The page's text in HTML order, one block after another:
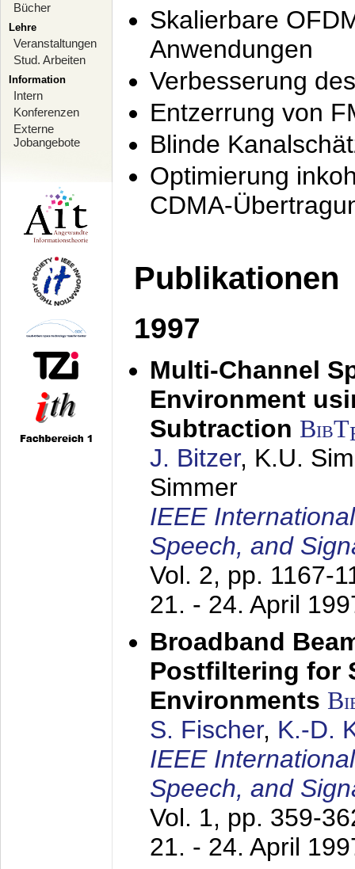
Bücher
Lehre
Veranstaltungen
Stud. Arbeiten
Information
Intern
Konferenzen
Externe
Jobangebote
Skalierbare
Anwendungen
Verbesserung
Entzerrung von
Blinde
Optimierung
CDMA-
Publikationen
1997
Multi-Channel
Environment
Subtraction BibT
J. Bitzer, K.U.
Simmer
IEEE
Speech, and
Vol. 2, pp. 1167-
21. - 24. April
Broadband
Postfiltering for
Environments
S. Fischer, K.-D.
IEEE
Speech, and
Vol. 1, pp. 359-
21. - 24. April